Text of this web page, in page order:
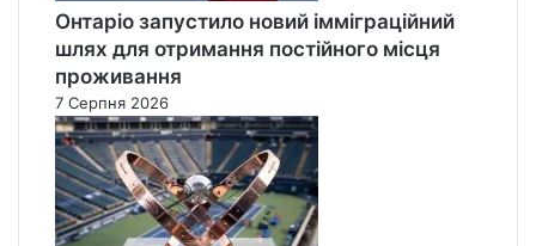
Онтаріо запустило новий імміграційний
шлях для отримання постійного місця
проживання
7 Серпня 2026